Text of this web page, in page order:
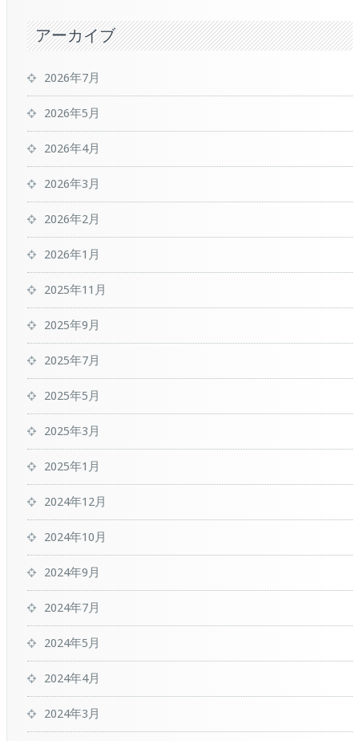
アーカイブ
2026年7月
2026年5月
2026年4月
2026年3月
2026年2月
2026年1月
2025年11月
2025年9月
2025年7月
2025年5月
2025年3月
2025年1月
2024年12月
2024年10月
2024年9月
2024年7月
2024年5月
2024年4月
2024年3月